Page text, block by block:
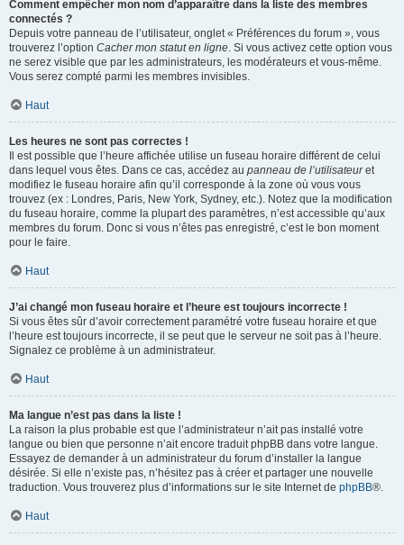
Comment empêcher mon nom d’apparaître dans la liste des membres
connectés ?
Depuis votre panneau de l’utilisateur, onglet « Préférences du forum », vous
trouverez l’option Cacher mon statut en ligne. Si vous activez cette option vous
ne serez visible que par les administrateurs, les modérateurs et vous-même.
Vous serez compté parmi les membres invisibles.
Haut
Les heures ne sont pas correctes !
Il est possible que l’heure affichée utilise un fuseau horaire différent de celui
dans lequel vous êtes. Dans ce cas, accédez au panneau de l’utilisateuret
modifiez le fuseau horaire afin qu’il corresponde à la zone où vous vous
trouvez (ex : Londres, Paris, New York, Sydney, etc.). Notez que la modification
du fuseau horaire, comme la plupart des paramètres, n’est accessible qu’aux
membres du forum. Donc si vous n’êtes pas enregistré, c’est le bon moment
pour le faire.
Haut
J’ai changé mon fuseau horaire et l’heure est toujours incorrecte !
Si vous êtes sûr d’avoir correctement paramétré votre fuseau horaire et que
l’heure est toujours incorrecte, il se peut que le serveur ne soit pas à l’heure.
Signalez ce problème à un administrateur.
Haut
Ma langue n’est pas dans la liste !
La raison la plus probable est que l’administrateur n’ait pas installé votre
langue ou bien que personne n’ait encore traduit phpBB dans votre langue.
Essayez de demander à un administrateur du forum d’installer la langue
désirée. Si elle n’existe pas, n’hésitez pas à créer et partager une nouvelle
traduction. Vous trouverez plus d’informations sur le site Internet de phpBB®.
Haut